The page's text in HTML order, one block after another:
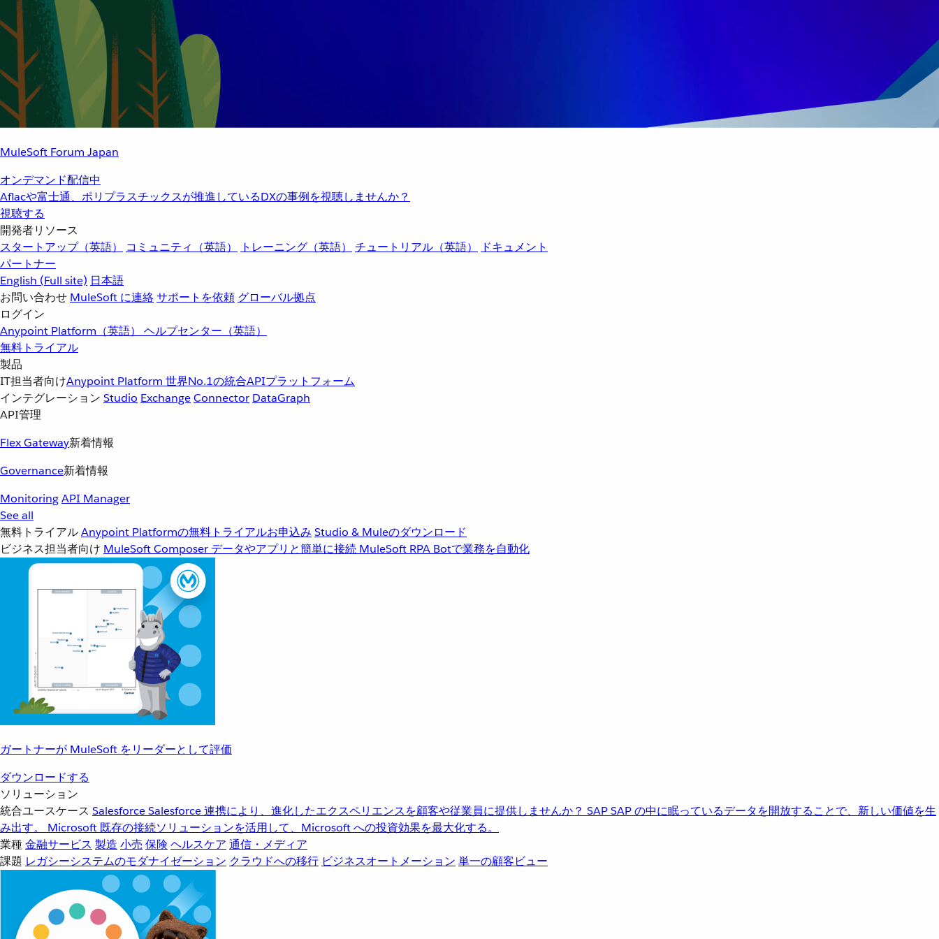
MuleSoft Forum Japan
オンデマンド配信中
Aflacや富士通、ポリプラスチックスが推進しているDXの事例を視聴しませんか？
視聴する
開発者リソース
スタートアップ（英語）
コミュニティ（英語） トレーニング（英語） チュートリアル（英語）
ドキュメント
パートナー
English (Full site) 日本語
お問い合わせ MuleSoft に連絡サポートを依頼 グローバル拠点
ログイン
Anypoint Platform（英語） ヘルプセンター（英語）
無料トライアル
製品
IT担当者向けAnypoint Platform 世界No.1の統合APIプラットフォーム
インテグレーション Studio ExchangeConnector DataGraph
API管理
Flex Gateway新着情報
Governance新着情報
MonitoringAPI Manager
See all
無料トライアルAnypoint Platformの無料トライアルお申込み Studio & Muleのダウンロード
ビジネス担当者向け MuleSoft Composer データやアプリと簡単に接続 MuleSoft RPA Botで業務を自動化
ガートナーが MuleSoft をリーダーとして評価
ダウンロードする
ソリューション
統合ユースケース SalesforceSalesforce 連携により、進化したエクスペリエンスを顧客や従業員に提供しませんか？ SAPSAP の中に眠っているデータを開放することで、新しい価値を生
み出す。
Microsoft 既存の接続ソリューションを活用して、Microsoft への投資効果を最大化する。
業種金融サービス 製造 小売 保険 ヘルスケア 通信・メディア
課題 レガシーシステムのモダナイゼーション クラウドへの移行 ビジネスオートメーション 単一の顧客ビュー